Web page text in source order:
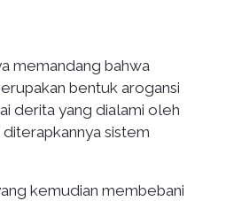
memandang bahwa
bentuk arogansi
derita yang dialami oleh
sistem
kemudian membebani